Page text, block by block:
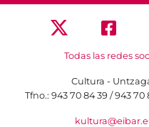
Todas las redes
Cultura -
Tfno.: 943 70 84 39 / 943 70